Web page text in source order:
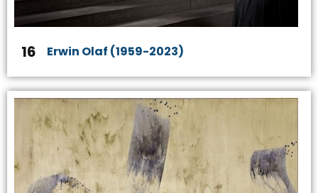
16 Erwin Olaf (1959-2023)